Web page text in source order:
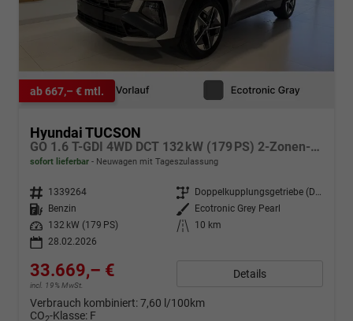
ab 667,– € mtl.
Hyundai TUCSON
GO 1.6 T-GDI 4WD DCT 132 kW (179 PS) 2-Zonen-Klimaautomatik, Sitzheizung, Lenkradheizung, Navigationssystem, DAB, Android Auto, Apple CarPlay, Rückfahrkamera, Einparkhilfe vorne und hinten, 18 Zoll Leichtmetallfelgen, uvm.
sofort lieferbar Neuwagen mit Tageszulassung
Fahrzeugnr. 1339264 Getriebe
Doppelkupplungsgetriebe (DSG)
Kraftstoff
Benzin Außenfarbe
Ecotronic Grey Pearl
Leistung
132 kW (179 PS) Kilometerstand
10 km
28.02.2026
33.669,– €
incl. 19% MwSt.
Details
Verbrauch kombiniert:7,60 l/100km
CO -Klasse: F